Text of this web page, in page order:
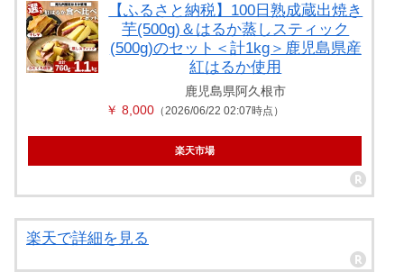
【ふるさと納税】100日熟成蔵出焼き
芋(500g)＆はるか蒸しスティック
(500g)のセット＜計1kg＞鹿児島県産
紅はるか使用
鹿児島県阿久根市
￥ 8,000（2026/06/22 02:07時点）
楽天市場
楽天で詳細を見る